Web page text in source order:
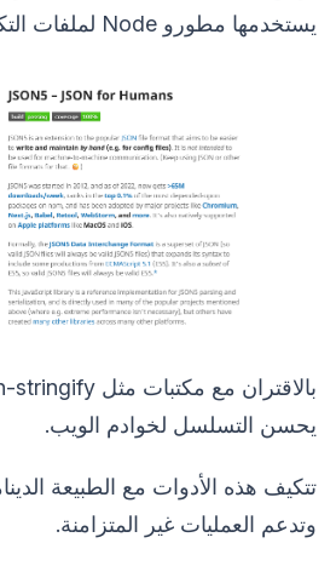
يستخدمها مطورو Node لملفات التكوين.
يحسن التسلسل لخوادم الويب.
وتدعم العمليات غير المتزامنة.